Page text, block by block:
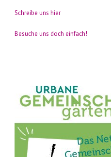
Schreibe uns hier
Besuche uns doch einfach!